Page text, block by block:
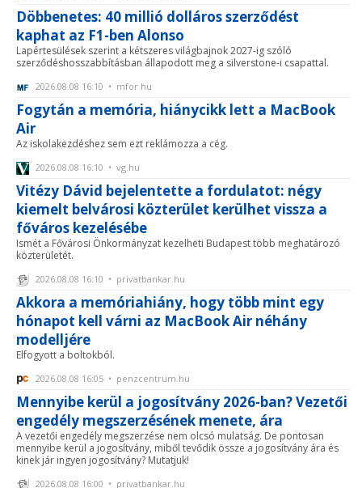
Döbbenetes: 40 millió dolláros szerződést
kaphat az F1-ben Alonso
Lapértesülések szerint a kétszeres világbajnok 2027-ig szóló
szerződéshosszabbításban állapodott meg a silverstone-i csapattal.
2026.08.08 16:10 • mfor.hu
Fogytán a memória, hiánycikk lett a MacBook
Air
Az iskolakezdéshez sem ezt reklámozza a cég.
2026.08.08 16:10 • vg.hu
Vitézy Dávid bejelentette a fordulatot: négy
kiemelt belvárosi közterület kerülhet vissza a
főváros kezelésébe
Ismét a Fővárosi Önkormányzat kezelheti Budapest több meghatározó
közterületét.
2026.08.08 16:10 • privatbankar.hu
Akkora a memóriahiány, hogy több mint egy
hónapot kell várni az MacBook Air néhány
modelljére
Elfogyott a boltokból.
2026.08.08 16:05 • penzcentrum.hu
Mennyibe kerül a jogosítvány 2026-ban? Vezetői
engedély megszerzésének menete, ára
A vezetői engedély megszerzése nem olcsó mulatság. De pontosan
mennyibe kerül a jogosítvány, miből tevődik össze a jogosítvány ára és
kinek jár ingyen jogosítvány? Mutatjuk!
2026.08.08 16:00 • privatbankar.hu